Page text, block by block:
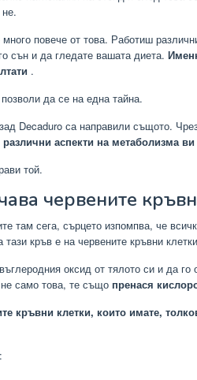
повече от това. Работиш
сън и да гледате вашата диета.
.
да се на една тайна.
Decaduro са направили същото.
аспекти на метаболизма ви
той.
червените
там сега, сърцето изпомпва, че
тази кръв е на червените кръвни
оксид от тялото си и да
само това, те също пренася
кръвни клетки, които имате,